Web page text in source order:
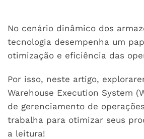
No cenário dinâmico dos
tecnologia desempenha um
otimização e eficiência das
Por isso, neste artigo,
Warehouse Execution System
de gerenciamento de
trabalha para otimizar seus
a leitura!